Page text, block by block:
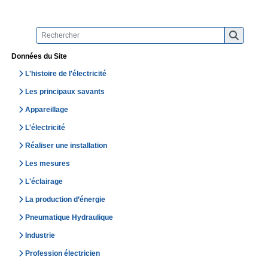
Données du Site
L'histoire de l'électricité
Les principaux savants
Appareillage
L'électricité
Réaliser une installation
Les mesures
L'éclairage
La production d’énergie
Pneumatique Hydraulique
Industrie
Profession électricien